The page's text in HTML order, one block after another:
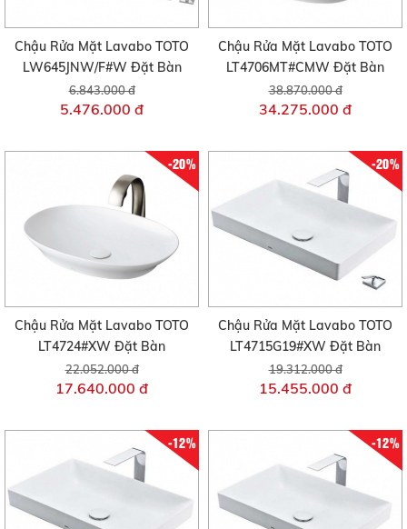
Chậu Rửa Mặt Lavabo TOTO
LW645JNW/F#W Đặt Bàn
6.843.000 đ
5.476.000 đ
Chậu Rửa Mặt Lavabo TOTO
LT4706MT#CMW Đặt Bàn
38.870.000 đ
34.275.000 đ
-20%
Chậu Rửa Mặt Lavabo TOTO
LT4724#XW Đặt Bàn
22.052.000 đ
17.640.000 đ
-20%
Chậu Rửa Mặt Lavabo TOTO
LT4715G19#XW Đặt Bàn
19.312.000 đ
15.455.000 đ
-12% -12%